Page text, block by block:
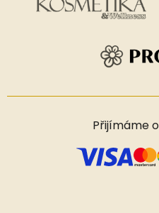
Přijímáme